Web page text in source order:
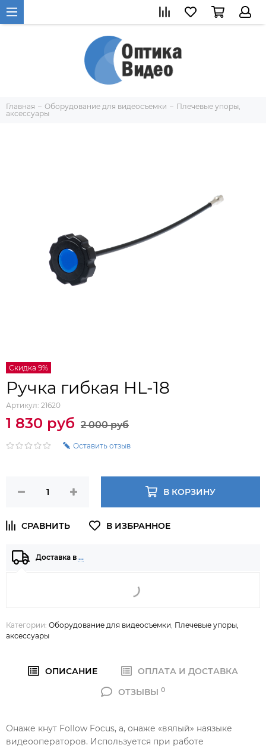
Главная Оборудование для видеосъемки
Плечевые упоры,
аксессуары
Скидка 9%
Ручка гибкая HL-18
Артикул: 21620
1 830 руб 2 000 руб
Оставить отзыв
В КОРЗИНУ
Доставка в …
Категории: Оборудование для видеосъемки Плечевые упоры,
аксессуары
ОПИСАНИЕ
ОПЛАТА И ДОСТАВКА
ОТЗЫВЫ 0
Онаже кнут Follow Focus, а, онаже «вялый» наязыке
видеооператоров. Используется при работе